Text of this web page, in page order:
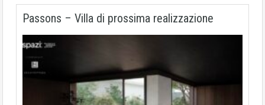
Passons – Villa di prossima realizzazione